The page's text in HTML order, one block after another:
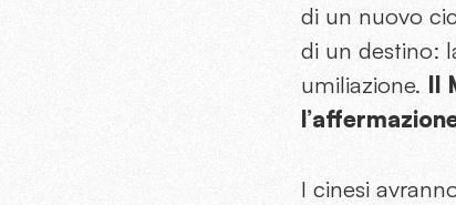
di un nuovo
di un destino:
umiliazione. Il
I cinesi